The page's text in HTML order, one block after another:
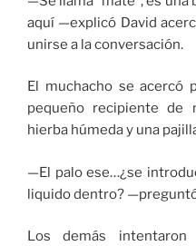
aquí —explicó David
unirse a la conversación.
El muchacho se acercó
pequeño recipiente de
hierba húmeda y una
—El palo ese…¿se
liquido dentro?
Los demás